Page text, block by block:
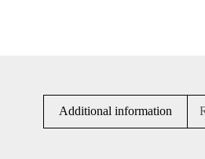
Additional information